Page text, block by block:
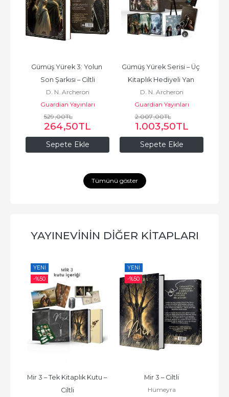
Sepete Ekle
Gümüş Yürek 3: Yolun
Son Şarkısı – Ciltli
D. N. Archeron
Guardian Yayınları
529,00TL
264,50TL
Sepete Ekle
Gümüş Yürek Serisi – Üç
Kitaplık Hediyeli Yan
Boyamalı Kutu
D. N. Archeron
Guardian Yayınları
2.007,00TL
1.003,50TL
Tümünü göster
YAYINEVININ DIĞER KITAPLARI
YENI
-%50
Mir 3 – Tek Kitaplık Kutu –
Ciltli
YENI
-%50
Mir 3 – Ciltli
Hümeyra